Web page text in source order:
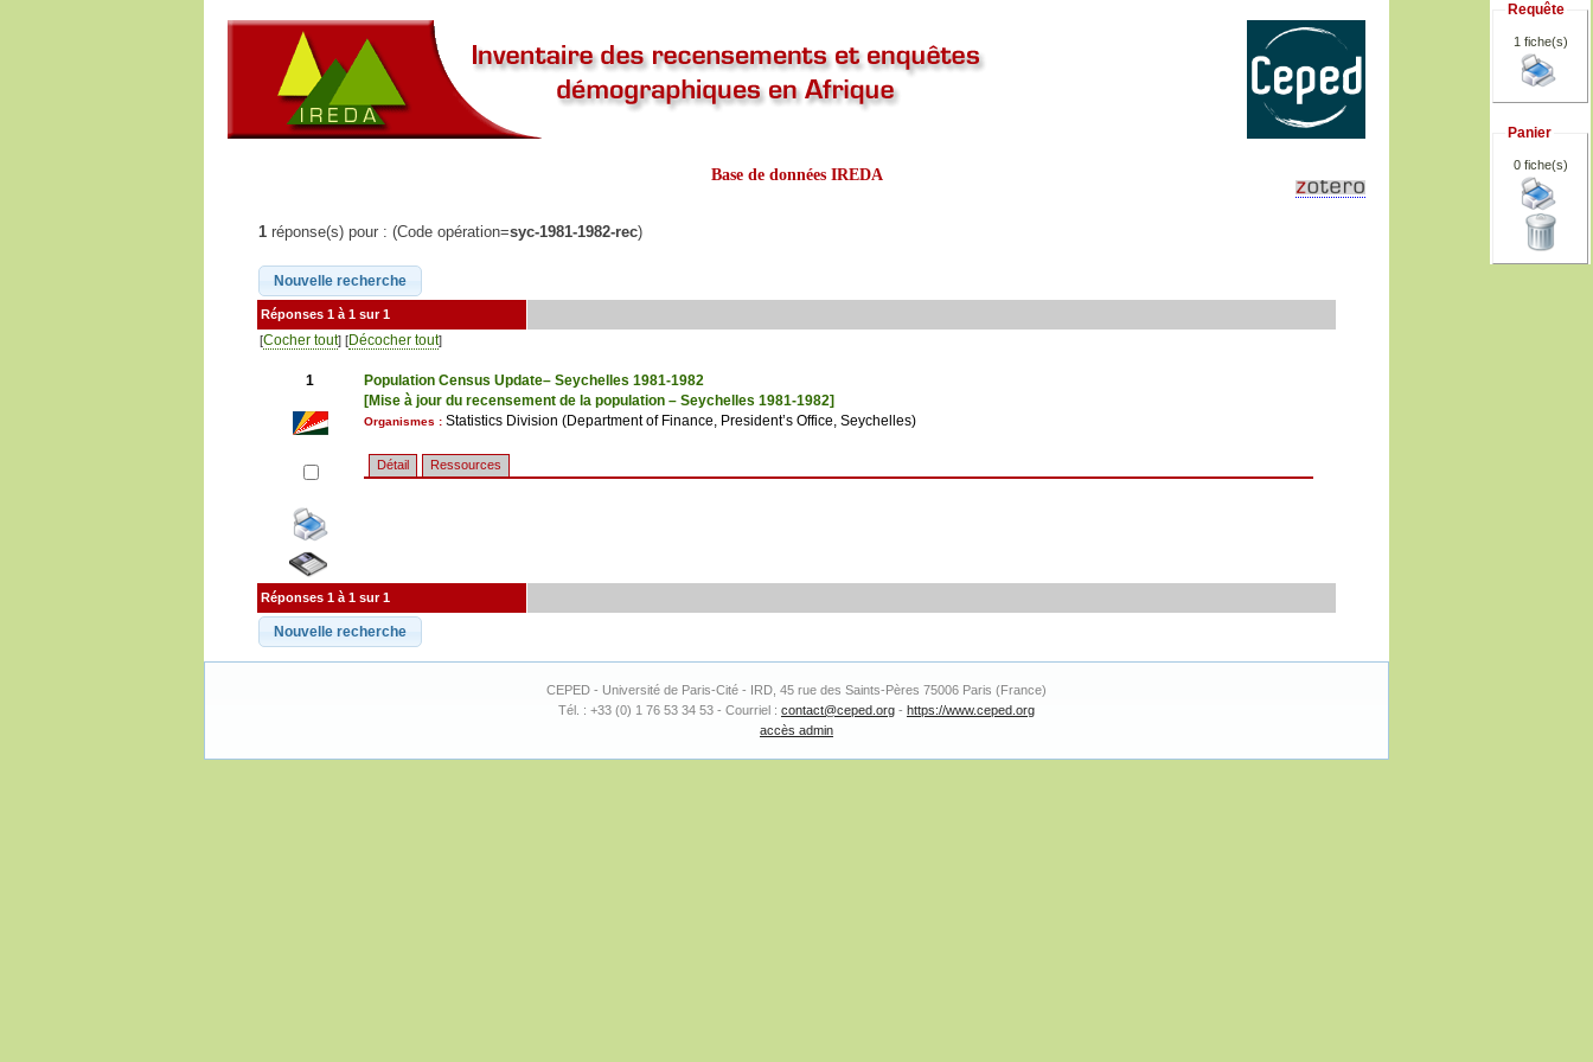
Base de données IREDA
Requête
1 fiche(s)
Panier
0fiche(s)
1 réponse(s) pour : (Code opération=syc-1981-1982-rec)
Réponses 1 à 1 sur 1
[Cocher tout] [Décocher tout]
1
Population Census Update– Seychelles 1981-1982
[Mise à jour du recensement de la population – Seychelles 1981-1982]
Organismes : Statistics Division (Department of Finance, President’s Office, Seychelles)
Détail Ressources
Réponses 1 à 1 sur 1
CEPED - Université de Paris-Cité - IRD, 45 rue des Saints-Pères 75006 Paris (France)
Tél. : +33 (0) 1 76 53 34 53 - Courriel : contact@ceped.org - https://www.ceped.org
accès admin